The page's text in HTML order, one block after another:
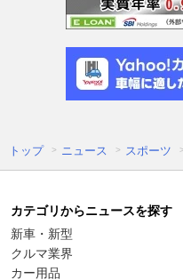
トップ ニュース スポーツ
カテゴリからニュースを探す
新車・新型
クルマ業界
カー用品